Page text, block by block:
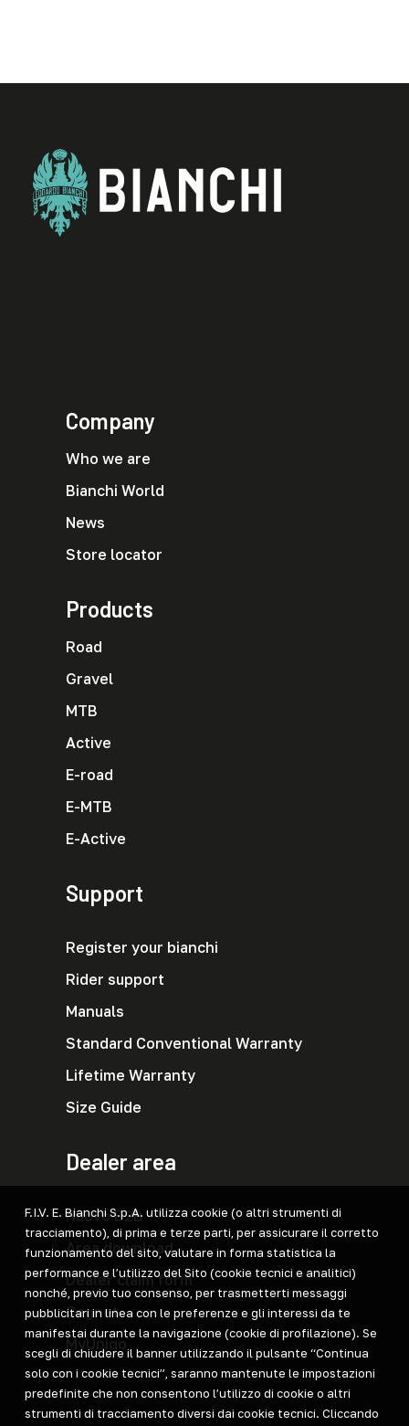
Company
Who we are
Bianchi World
News
Store locator
Products
Road
Gravel
MTB
Active
E-road
E-MTB
E-Active
Support
Register your bianchi
Rider support
Manuals
Standard Conventional Warranty
Lifetime Warranty
Size Guide
Dealer area
Nuovo B2B
Area download
Dealer claim form
Cegnet
F.I.V. E. Bianchi S.p.A. utilizza cookie (o altri strumenti di
tracciamento), di prima e terze parti, per assicurare il corretto
funzionamento del sito, valutare in forma statistica la
performance e l’utilizzo del Sito (cookie tecnici e analitici)
nonché, previo tuo consenso, per trasmetterti messaggi
pubblicitari in linea con le preferenze e gli interessi da te
manifestai durante la navigazione (cookie di profilazione). Se
scegli di chiudere il banner utilizzando il pulsante “Continua
solo con i cookie tecnici”, saranno mantenute le impostazioni
predefinite che non consentono l’utilizzo di cookie o altri
strumenti di tracciamento diversi dai cookie tecnici. Cliccando